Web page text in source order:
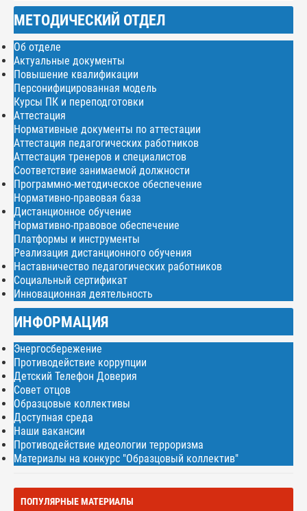
МЕТОДИЧЕСКИЙ ОТДЕЛ
Об отделе
Актуальные документы
Повышение квалификации
Персонифицированная модель
Курсы ПК и переподготовки
Аттестация
Нормативные документы по аттестации
Аттестация педагогических работников
Аттестация тренеров и специалистов
Соответствие занимаемой должности
Программно-методическое обеспечение
Нормативно-правовая база
Дистанционное обучение
Нормативно-правовое обеспечение
Платформы и инструменты
Реализация дистанционного обучения
Наставничество педагогических работников
Социальный сертификат
Инновационная деятельность
ИНФОРМАЦИЯ
Энергосбережение
Противодействие коррупции
Детский Телефон Доверия
Совет отцов
Образцовые коллективы
Доступная среда
Наши вакансии
Противодействие идеологии терроризма
Материалы на конкурс "Образцовый коллектив"
ПОПУЛЯРНЫЕ МАТЕРИАЛЫ